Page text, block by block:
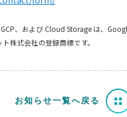
、および Cloud Storage は、
株式会社の登録商標です。
お知らせ一覧へ戻る